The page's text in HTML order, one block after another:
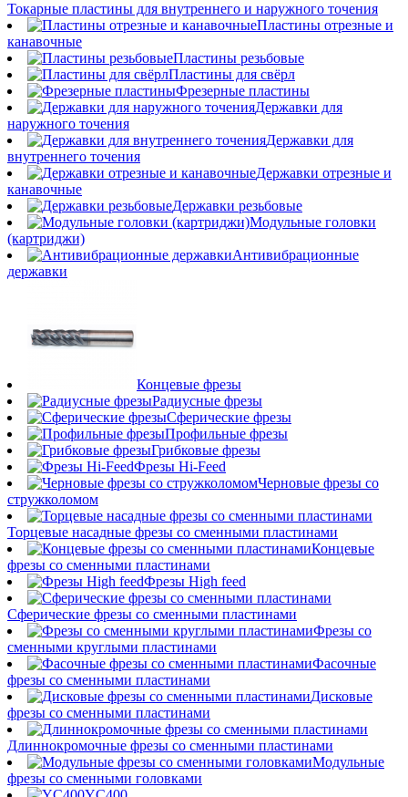
Токарные пластины для внутреннего и наружного точения
Пластины отрезные и
канавочные
Пластины резьбовые
Пластины для свёрл
Фрезерные пластины
Державки для
наружного точения
Державки для
внутреннего точения
Державки отрезные и
канавочные
Державки резьбовые
Модульные головки
(картриджи)
Антивибрационные
державки
Концевые фрезы
Радиусные фрезы
Сферические фрезы
Профильные фрезы
Грибковые фрезы
Фрезы Hi-Feed
Черновые фрезы со
стружколомом
Торцевые насадные фрезы со сменными пластинами
Концевые
фрезы со сменными пластинами
Фрезы High feed
Сферические фрезы со сменными пластинами
Фрезы со
сменными круглыми пластинами
Фасочные
фрезы со сменными пластинами
Дисковые
фрезы со сменными пластинами
Длиннокромочные фрезы со сменными пластинами
Модульные
фрезы со сменными головками